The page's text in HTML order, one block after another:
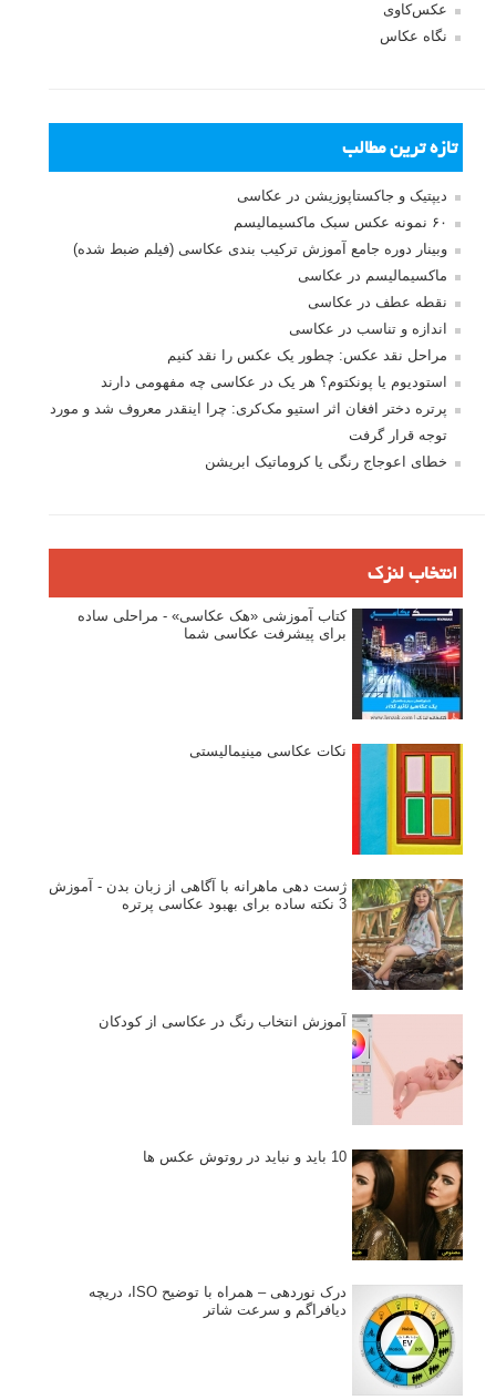
عکس‌کاوی
نگاه عکاس
تازه ترین مطالب
دیپتیک و جاکستا‌پوزیشن در عکاسی
۶۰ نمونه عکس سبک ماکسیمالیسم
وبینار دوره جامع آموزش ترکیب بندی عکاسی (فیلم ضبط شده)
ماکسیمالیسم در عکاسی
نقطه عطف در عکاسی
اندازه و تناسب در عکاسی
مراحل نقد عکس: چطور یک عکس را نقد کنیم
استودیوم یا پونکتوم؟ هر یک در عکاسی چه مفهومی دارند
پرتره دختر افغان اثر استیو مک‌کری: چرا اینقدر معروف شد و مورد
توجه قرار گرفت
خطای اعوجاج رنگی یا کروماتیک ابریشن
انتخاب لنزک
کتاب آموزشی «هک عکاسی» - مراحلی ساده
برای پیشرفت عکاسی شما
نکات عکاسی مینیمالیستی
ژست دهی ماهرانه با آگاهی از زبان بدن - آموزش
3 نکته ساده برای بهبود عکاسی پرتره
آموزش انتخاب رنگ در عکاسی از کودکان
10 باید و نباید در روتوش عکس ها
درک نوردهی – همراه با توضیح ISO، دریچه
دیافراگم و سرعت شاتر